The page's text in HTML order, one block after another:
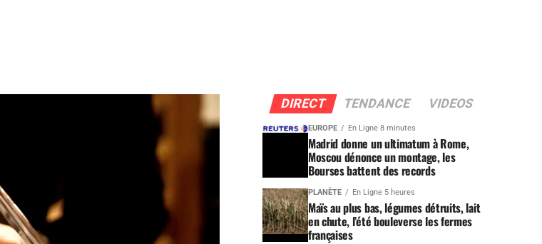
DIRECT TENDANCE VIDEOS
EUROPE En Ligne 8 minutes
Madrid donne un ultimatum à Rome,
Moscou dénonce un montage, les
Bourses battent des records
PLANÈTE En Ligne 5 heures
Maïs au plus bas, légumes détruits, lait
en chute, l’été bouleverse les fermes
françaises